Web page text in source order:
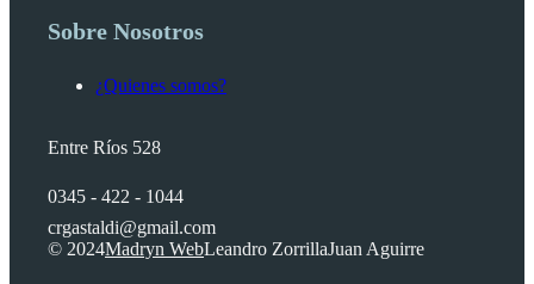
Sobre Nosotros
¿Quienes somos?
Entre Ríos 528
0345 - 422 - 1044
crgastaldi@gmail.com
© 2024Madryn WebLeandro ZorrillaJuan Aguirre